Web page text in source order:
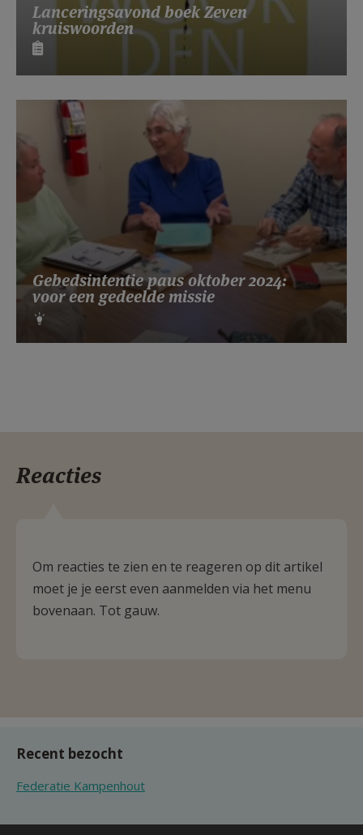
Lanceringsavond boek Zeven
kruiswoorden
Gebedsintentie paus oktober 2024:
voor een gedeelde missie
Reacties
Om reacties te zien en te reageren op dit artikel
moet je je eerst even aanmelden via het menu
bovenaan. Tot gauw.
Recent bezocht
Federatie Kampenhout